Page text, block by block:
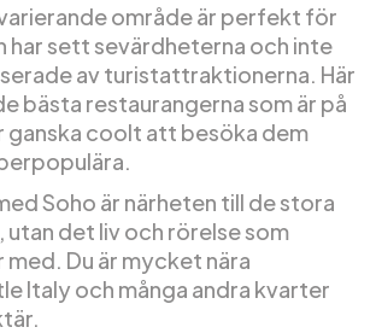
område är perfekt för
har sett sevärdheterna och inte
av turistattraktionerna. Här
bästa restaurangerna som är på
ganska coolt att besöka dem
Soho är närheten till de stora
det liv och rörelse som
Du är mycket nära
Italy och många andra kvarter